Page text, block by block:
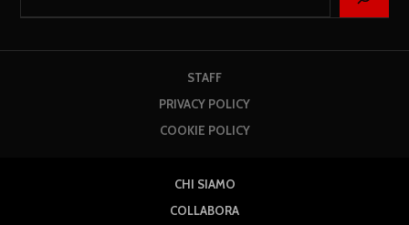
STAFF
PRIVACY POLICY
COOKIE POLICY
CHI SIAMO
COLLABORA